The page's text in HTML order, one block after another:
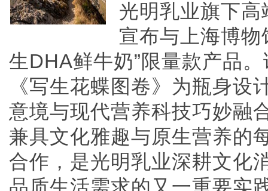
光明乳业旗下高
宣布与上海博物
生DHA鲜牛奶”限量款产品
《写生花蝶图卷》为瓶身
意境与现代营养科技巧妙融
兼具文化雅趣与原生营养的
合作，是光明乳业深耕文化